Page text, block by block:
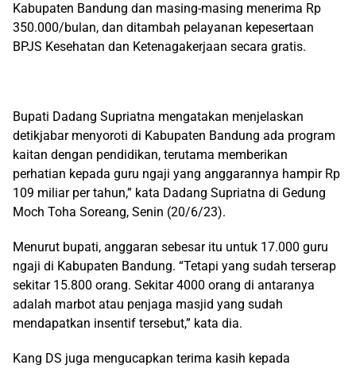
Kabupaten Bandung dan masing-masing menerima Rp
350.000/bulan, dan ditambah pelayanan kepesertaan
BPJS Kesehatan dan Ketenagakerjaan secara gratis.
Bupati Dadang Supriatna mengatakan menjelaskan
detikjabar menyoroti di Kabupaten Bandung ada program
kaitan dengan pendidikan, terutama memberikan
perhatian kepada guru ngaji yang anggarannya hampir Rp
109 miliar per tahun,” kata Dadang Supriatna di Gedung
Moch Toha Soreang, Senin (20/6/23).
Menurut bupati, anggaran sebesar itu untuk 17.000 guru
ngaji di Kabupaten Bandung. “Tetapi yang sudah terserap
sekitar 15.800 orang. Sekitar 4000 orang di antaranya
adalah marbot atau penjaga masjid yang sudah
mendapatkan insentif tersebut,” kata dia.
Kang DS juga mengucapkan terima kasih kepada